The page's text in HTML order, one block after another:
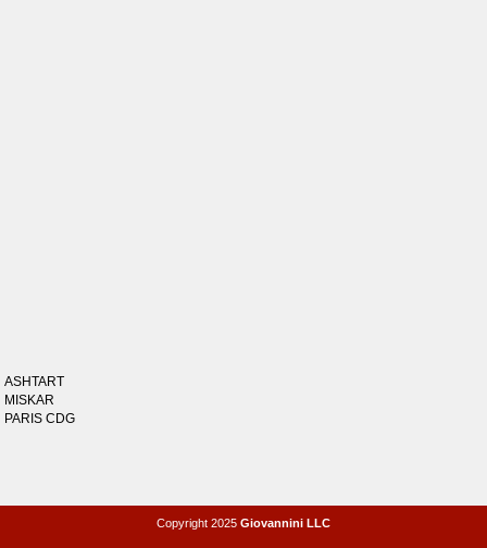
ASHTART
MISKAR
PARIS CDG
Copyright 2025 Giovannini LLC